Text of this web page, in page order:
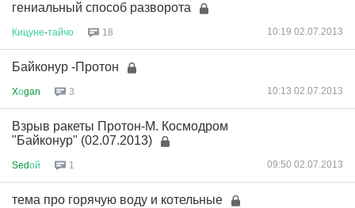
гениальный способ разворота
Кицуне-тайчо 18 10:19 02.07.2013
Байконур -Протон
Xоgan 3 10:13 02.07.2013
Взрыв ракеты Протон-М. Космодром
"Байконур" (02.07.2013)
Sedой 1 09:50 02.07.2013
тема про горячую воду и котельные